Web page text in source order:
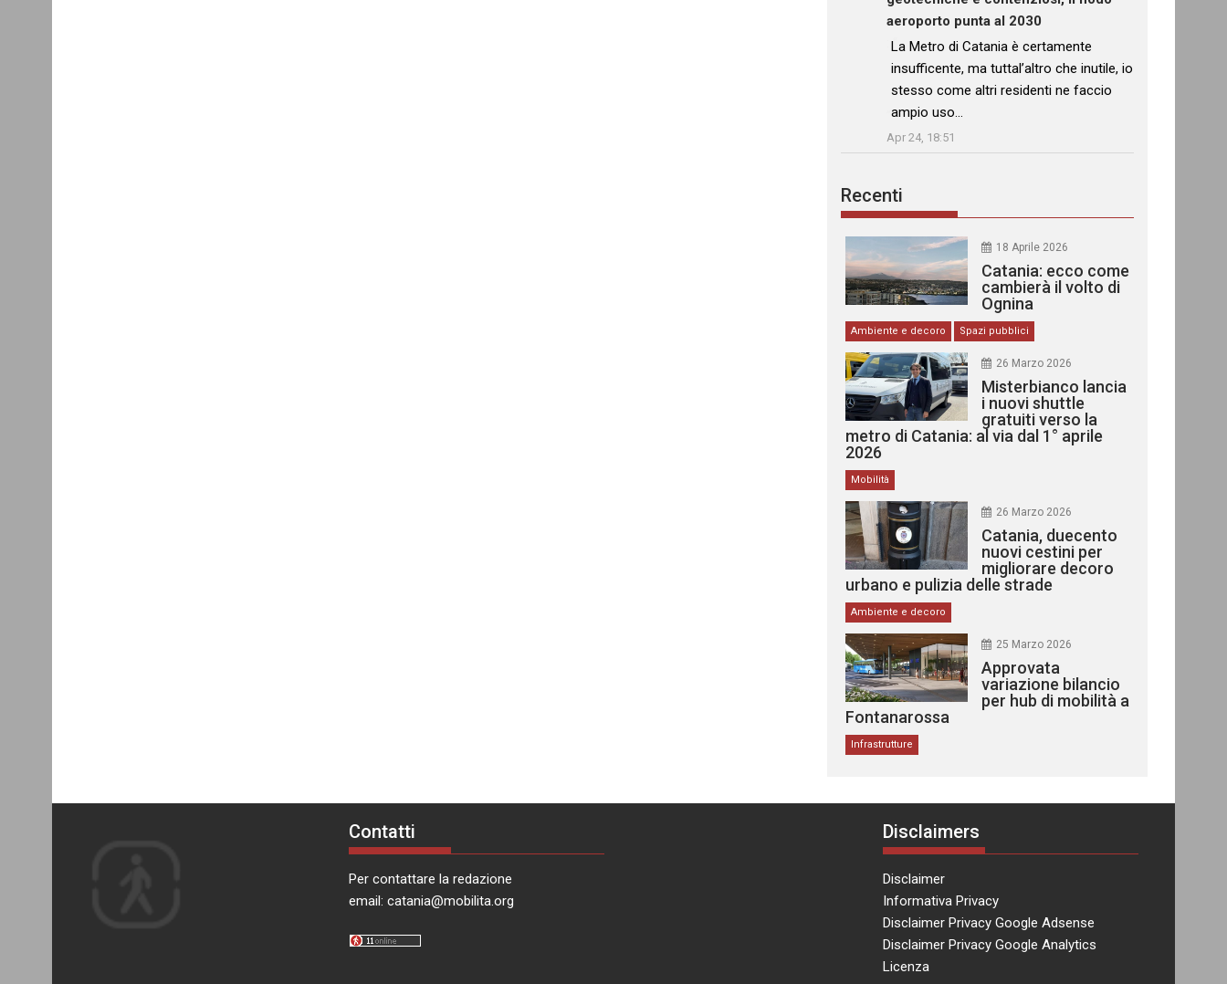
aeroporto punta al 2030
: “La Metro di Catania è certamente
insufficente, ma tuttal’altro che inutile, io
stesso come altri residenti ne faccio
ampio uso…
Apr 24, 18:51
Recenti
18 Aprile 2026
Catania: ecco come
cambierà il volto di
Ognina
Ambiente e decoro Spazi pubblici
26 Marzo 2026
Misterbianco lancia
i nuovi shuttle
gratuiti verso la
metro di Catania: al via dal 1° aprile
2026
Mobilità
26 Marzo 2026
Catania, duecento
nuovi cestini per
migliorare decoro
urbano e pulizia delle strade
Ambiente e decoro
25 Marzo 2026
Approvata
variazione bilancio
per hub di mobilità a
Fontanarossa
Infrastrutture
Contatti
Per contattare la redazione
email: catania@mobilita.org
Disclaimers
Disclaimer
Informativa Privacy
Disclaimer Privacy Google Adsense
Disclaimer Privacy Google Analytics
Licenza